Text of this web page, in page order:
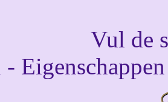
Vul de
-